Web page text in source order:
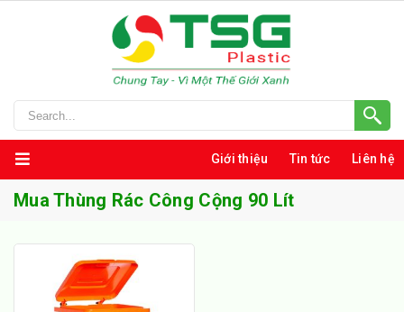
Giới thiệu Tin tức Liên hệ
Mua Thùng Rác Công Cộng 90 Lít